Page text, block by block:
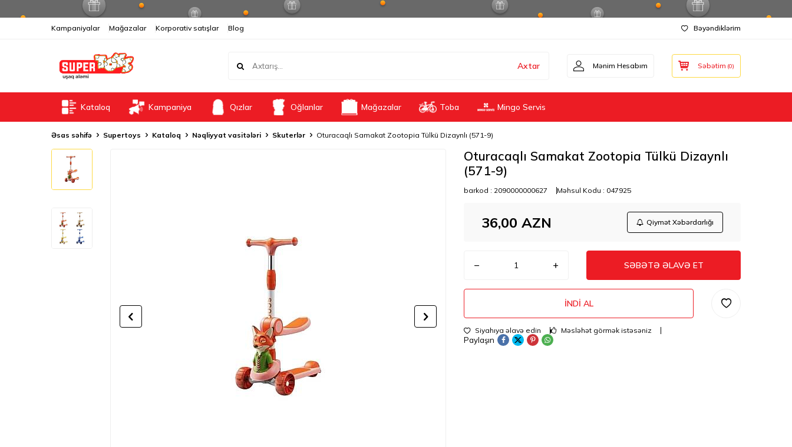
Kampaniyalar Mağazalar Korporativ satışlar Blog Bəyəndiklərim
Axtar Mənim Hesabım Səbətim (0)
Kataloq Kampaniya Qızlar Oğlanlar Mağazalar Toba Mingo Servis
Əsas səhifə Supertoys Kataloq Nəqliyyat vasitələri Skuterlər Oturacaqlı Samakat Zootopia Tülkü Dizaynlı (571-9)
Oturacaqlı Samakat Zootopia Tülkü Dizaynlı
(571-9)
barkod : 2090000000627 Məhsul Kodu : 047925
36,00 AZN Qiymət Xəbərdarlığı
SƏBƏTƏ ƏLAVƏ ET
İNDI AL
Siyahıya əlavə edin Məsləhət görmək istəsəniz
Paylaşın